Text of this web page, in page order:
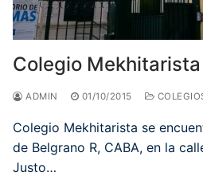
Colegio Mekhitarista
ADMIN 01/10/2015
Colegio Mekhitarista se
de Belgrano R, CABA, en la
Justo…